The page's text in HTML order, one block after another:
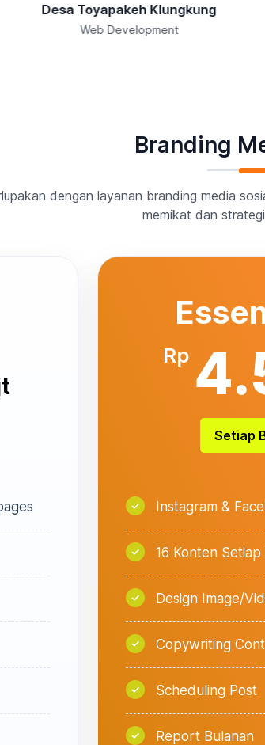
Desa Toyapakeh Klungkung
Web Development
Branding
dengan layanan branding media
memikat dan
Rp
Setiap
Instagram &
16 Konten Setiap
Design Image/
Copywriting
Scheduling Post
Report Bulanan